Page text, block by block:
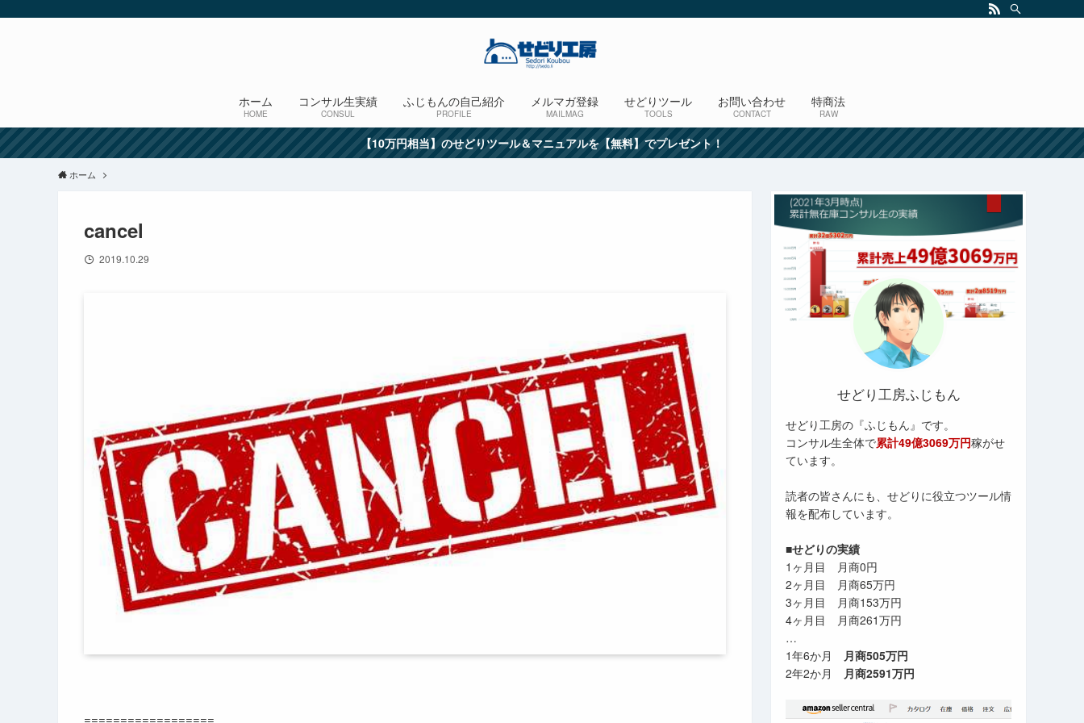
ホーム
HOME
コンサル生実績
CONSUL
ふじもんの自己紹介
PROFILE
メルマガ登録
MAILMAG
せどりツール
TOOLS
お問い合わせ
CONTACT
特商法
RAW
【10万円相当】のせどりツール＆マニュアルを【無料】でプレゼント！
ホーム
cancel
2019.10.29
==================
せどり工房ふじもん
せどり工房の『ふじもん』です。
コンサル生全体で累計49億3069万円稼がせ
ています。
読者の皆さんにも、せどりに役立つツール情
報を配布しています。
■せどりの実績
1ヶ月目 月商0円
2ヶ月目 月商65万円
3ヶ月目 月商153万円
4ヶ月目 月商261万円
…
1年6か月 月商505万円
2年2か月 月商2591万円